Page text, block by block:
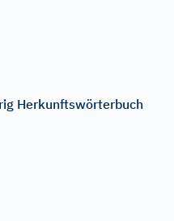
Herkunftswörterbuch